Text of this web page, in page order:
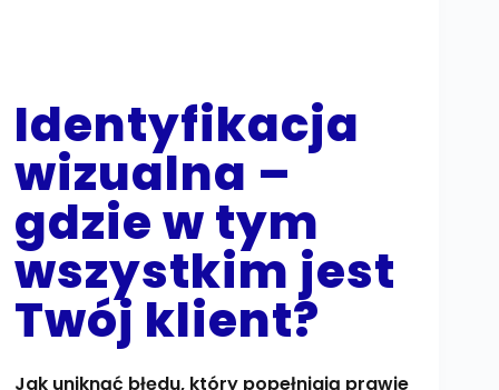
Identyfikacja
wizualna –
gdzie w tym
wszystkim jest
Twój klient?
Jak uniknąć błędu, który popełniają prawie